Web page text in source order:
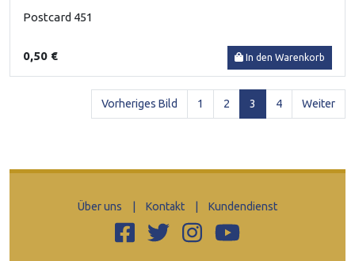
Postcard 451
0,50 € In den Warenkorb
Vorheriges Bild 1 2 3 (current)
4 Weiter
Über uns Kontakt Kundendienst